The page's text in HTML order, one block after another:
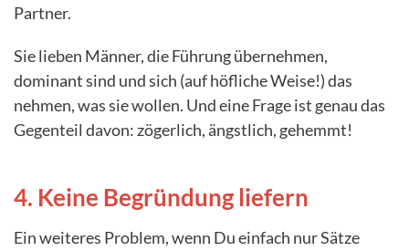
Partner.
Sie lieben Männer, die Führung übernehmen,
dominant sind und sich (auf höfliche Weise!) das
nehmen, was sie wollen. Und eine Frage ist genau das
Gegenteil davon: zögerlich, ängstlich, gehemmt!
4. Keine Begründung liefern
Ein weiteres Problem, wenn Du einfach nur Sätze